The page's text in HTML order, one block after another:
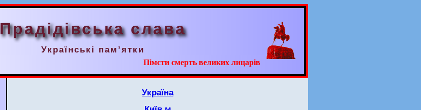
Прадідівська слава
Українські пам’ятки
Пімсти смерть великих лицарів
Україна